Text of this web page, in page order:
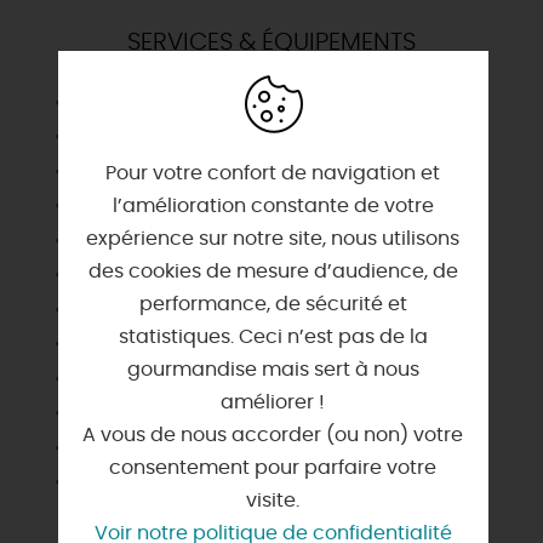
SERVICES & ÉQUIPEMENTS
Borne de charge électrique pour véhicule
Climatisation
Equipement projection
Equipement sonorisation
Micro
Paperboard
Parc
Télévision
Vidéoprojecteur
Wifi
Pour votre confort de navigation et
l’amélioration constante de votre
expérience sur notre site, nous utilisons
des cookies de mesure d’audience, de
performance, de sécurité et
statistiques. Ceci n’est pas de la
gourmandise mais sert à nous
améliorer !
A vous de nous accorder (ou non) votre
consentement pour parfaire votre
visite.
Voir notre politique de confidentialité